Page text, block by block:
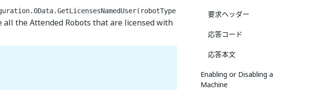
the Attended Robots that are licensed with
要求ヘッダー
応答コード
応答本文
Enabling or Disabling a
Machine